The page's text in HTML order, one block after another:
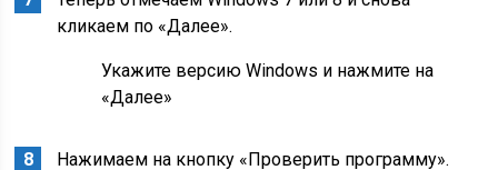
кликаем по «Далее».
Укажите версию Windows и нажмите на
«Далее»
Нажимаем на кнопку «Проверить программу».